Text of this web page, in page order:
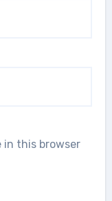
in this browser